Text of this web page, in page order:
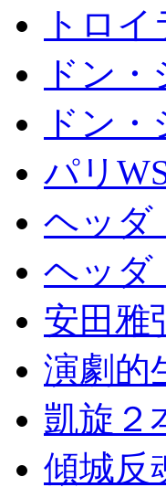
トロ
ドン
ドン
パリ
ヘッダ
ヘッ
安田雅
演劇的
凱旋２
傾城反